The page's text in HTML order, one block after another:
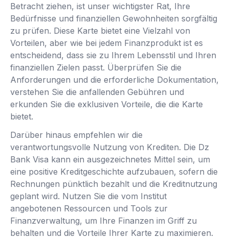
Betracht ziehen, ist unser wichtigster Rat, Ihre
Bedürfnisse und finanziellen Gewohnheiten sorgfältig
zu prüfen. Diese Karte bietet eine Vielzahl von
Vorteilen, aber wie bei jedem Finanzprodukt ist es
entscheidend, dass sie zu Ihrem Lebensstil und Ihren
finanziellen Zielen passt. Überprüfen Sie die
Anforderungen und die erforderliche Dokumentation,
verstehen Sie die anfallenden Gebühren und
erkunden Sie die exklusiven Vorteile, die die Karte
bietet.
Darüber hinaus empfehlen wir die
verantwortungsvolle Nutzung von Krediten. Die Dz
Bank Visa kann ein ausgezeichnetes Mittel sein, um
eine positive Kreditgeschichte aufzubauen, sofern die
Rechnungen pünktlich bezahlt und die Kreditnutzung
geplant wird. Nutzen Sie die vom Institut
angebotenen Ressourcen und Tools zur
Finanzverwaltung, um Ihre Finanzen im Griff zu
behalten und die Vorteile Ihrer Karte zu maximieren.